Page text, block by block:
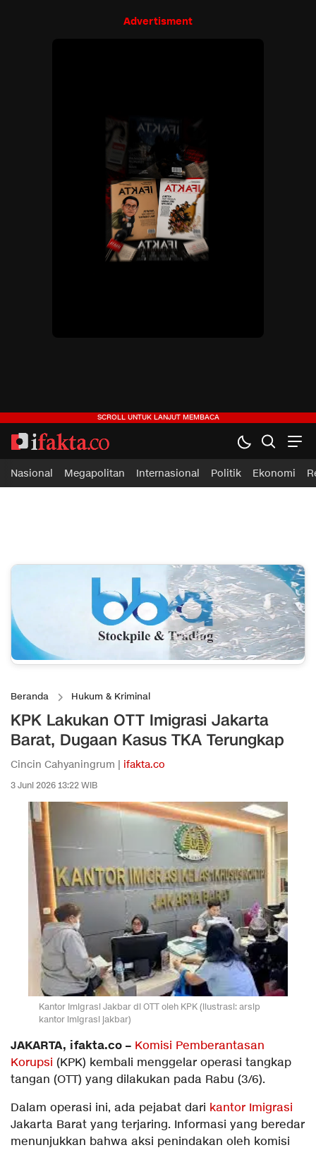
Advertisment
Nasional Megapolitan Internasional Politik Ekonomi
Beranda Hukum & Kriminal
KPK Lakukan OTT Imigrasi Jakarta
Barat, Dugaan Kasus TKA Terungkap
Cincin Cahyaningrum | ifakta.co
3 Juni 2026 13:22 WIB
Kantor Imigrasi Jakbar di OTT oleh KPK (ilustrasi: arsip
kantor imigrasi jakbar)
JAKARTA, ifakta.co – Komisi Pemberantasan
Korupsi (KPK) kembali menggelar operasi tangkap
tangan (OTT) yang dilakukan pada Rabu (3/6).
Dalam operasi ini, ada pejabat dari kantor Imigrasi
Jakarta Barat yang terjaring. Informasi yang beredar
menunjukkan bahwa aksi penindakan oleh komisi